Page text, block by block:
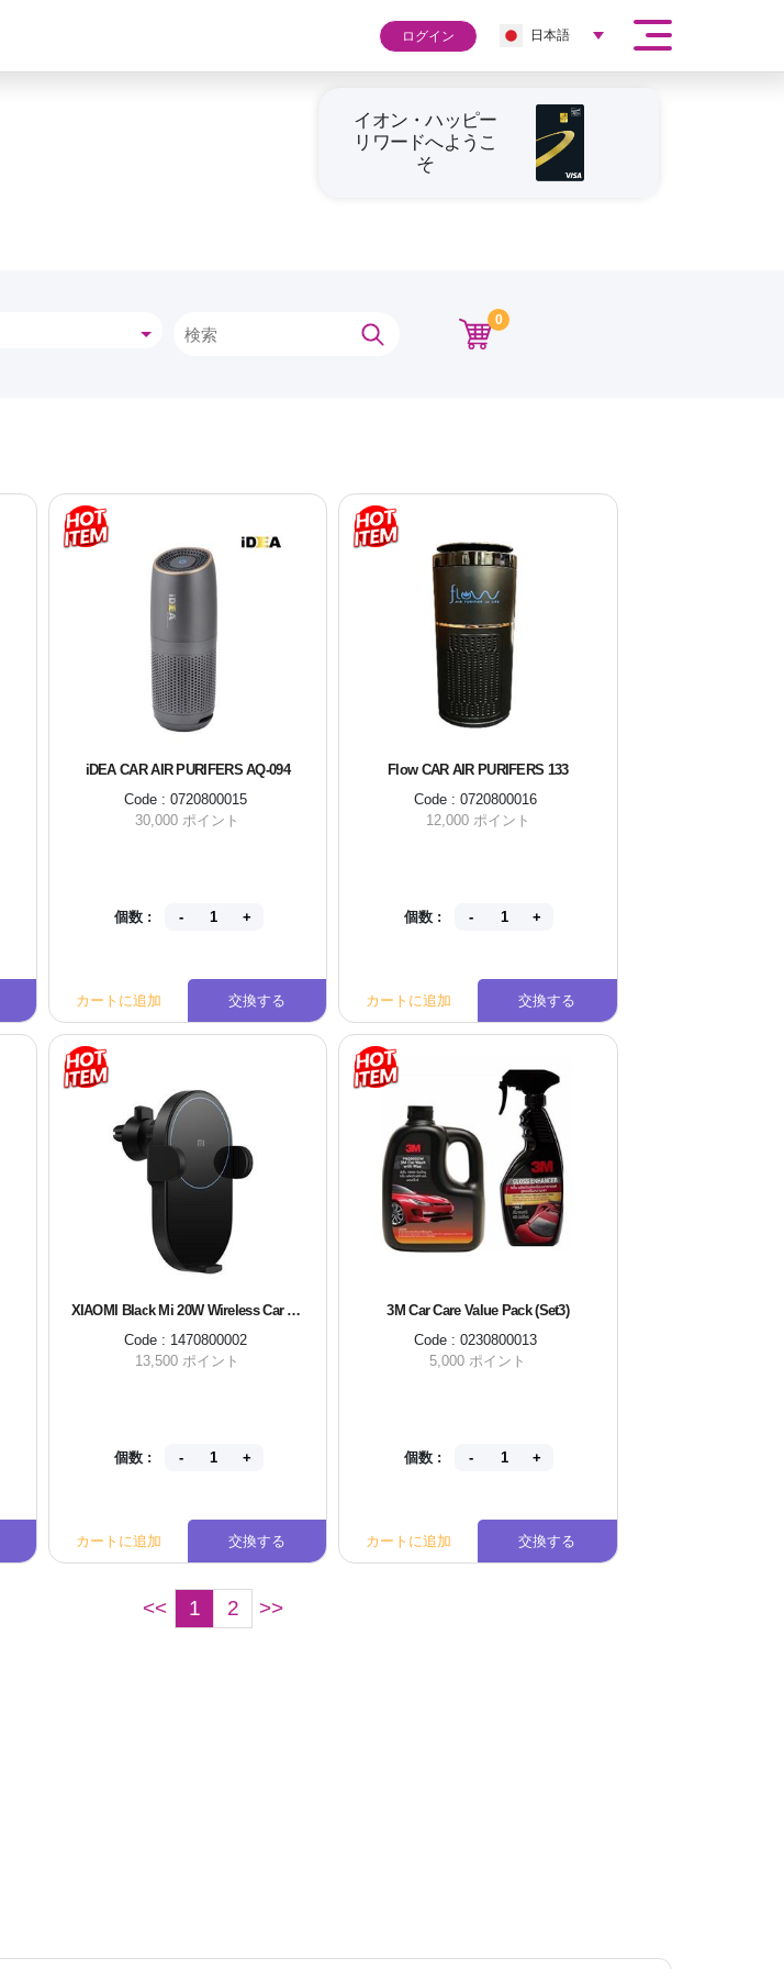
ログイン 日本語
イオン・ハッピー
リワードへようこ
そ
0
iDEA CAR AIR PURIFERS AQ-094
Code : 0720800015
30,000 ポイント
個数 :
カートに追加 交換する
Flow CAR AIR PURIFERS 133
Code : 0720800016
12,000 ポイント
個数 :
カートに追加 交換する
XIAOMI Black Mi 20W Wireless Car Charger
Code : 1470800002
13,500 ポイント
個数 :
カートに追加 交換する
3M Car Care Value Pack (Set3)
Code : 0230800013
5,000 ポイント
個数 :
カートに追加 交換する
<< 1 2 >>